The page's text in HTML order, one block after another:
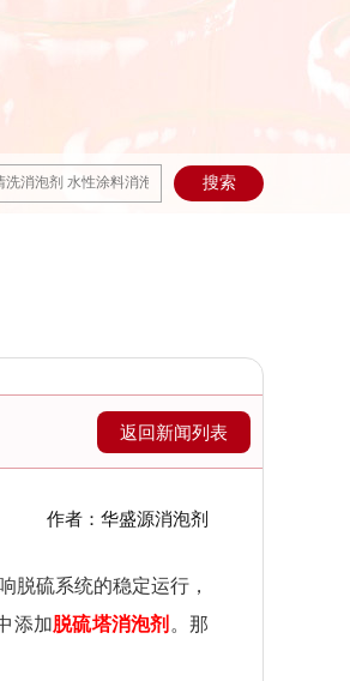
返回新闻列表
作者：华盛源消泡剂
脱硫系统的稳定运行，
添加脱硫塔消泡剂 。那